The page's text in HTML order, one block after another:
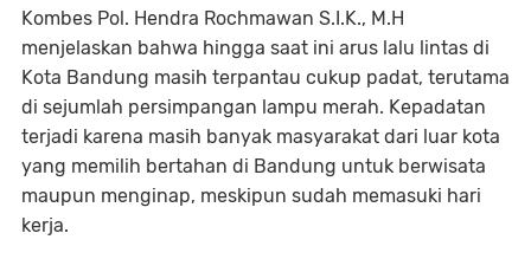
Kombes Pol. Hendra Rochmawan S.I.K., M.H
menjelaskan bahwa hingga saat ini arus lalu lintas di
Kota Bandung masih terpantau cukup padat, terutama
di sejumlah persimpangan lampu merah. Kepadatan
terjadi karena masih banyak masyarakat dari luar kota
yang memilih bertahan di Bandung untuk berwisata
maupun menginap, meskipun sudah memasuki hari
kerja.